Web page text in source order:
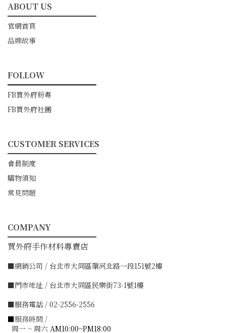
ABOUT US
━━━━━━━━━━━
官網首頁
品牌故事
FOLLOW
━━━━━━━━━━━
FB買外府粉專
FB買外府社團
CUSTOMER SERVICES
━━━━━━━━━━━
會員制度
購物須知
常見問題
COMPANY
━━━━━━━━━━━
買外府手作材料專賣店
■網銷公司 / 台北市大同區環河北路一段151號2樓
■門市地址 / 台北市大同區民樂街73-1號1樓
■服務電話 / 02-2556-2556
■服務時間 /
周一 ~ 周六 AM10:00~PM18:00